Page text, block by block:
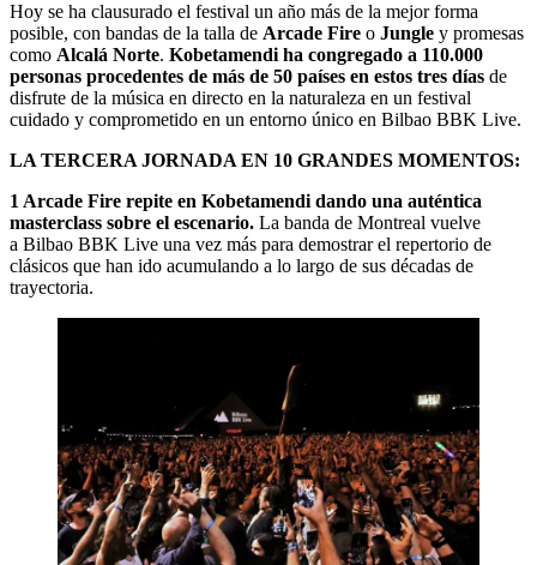
Hoy se ha clausurado el festival un año más de la mejor forma
posible, con bandas de la talla de Arcade Fire o Jungle y promesas
como Alcalá Norte. Kobetamendi ha congregado a 110.000
personas procedentes de más de 50 países en estos tres días de
disfrute de la música en directo en la naturaleza en un festival
cuidado y comprometido en un entorno único en Bilbao BBK Live.
LA TERCERA JORNADA EN 10 GRANDES MOMENTOS:
1 Arcade Fire repite en Kobetamendi dando una auténtica
masterclass sobre el escenario. La banda de Montreal vuelve
a Bilbao BBK Live una vez más para demostrar el repertorio de
clásicos que han ido acumulando a lo largo de sus décadas de
trayectoria.